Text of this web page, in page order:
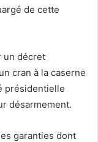
de cette
un décret
cran à la caserne
présidentielle
désarmement.
garanties dont